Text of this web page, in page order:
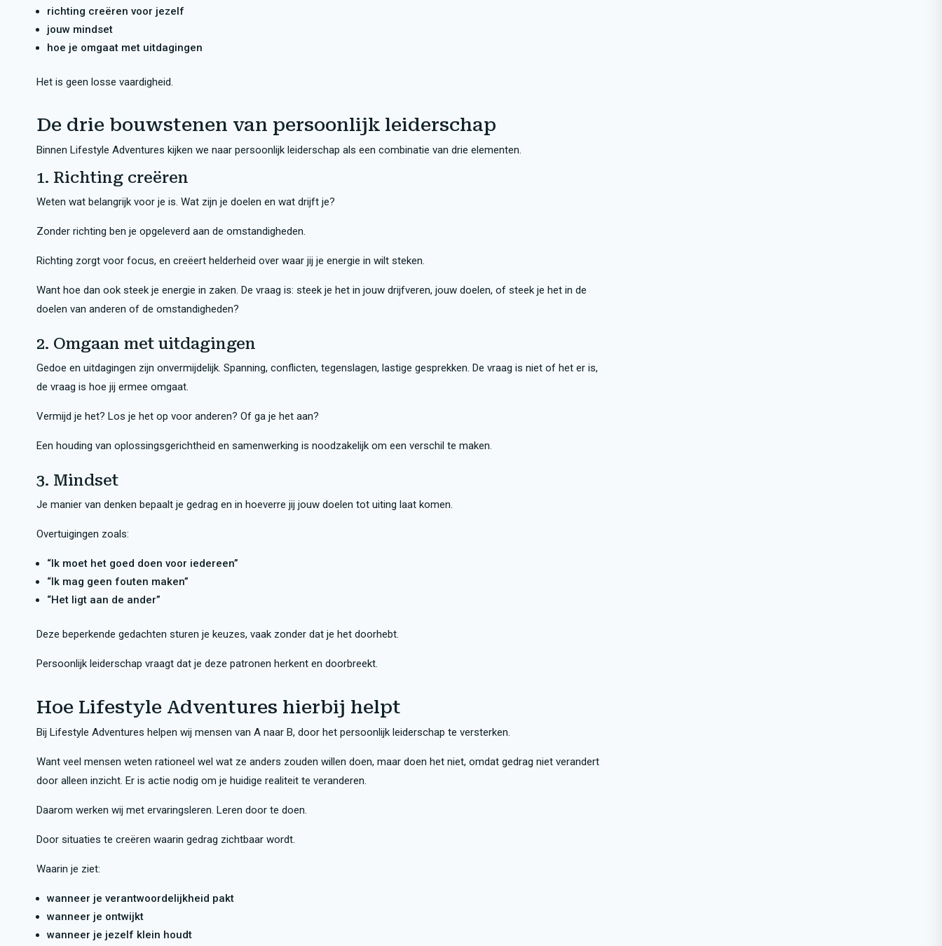
richting creëren voor jezelf
jouw mindset
hoe je omgaat met uitdagingen
Het is geen losse vaardigheid.
De drie bouwstenen van persoonlijk leiderschap
Binnen Lifestyle Adventures kijken we naar persoonlijk leiderschap als een combinatie van drie elementen.
1. Richting creëren
Weten wat belangrijk voor je is. Wat zijn je doelen en wat drijft je?
Zonder richting ben je opgeleverd aan de omstandigheden.
Richting zorgt voor focus, en creëert helderheid over waar jij je energie in wilt steken.
Want hoe dan ook steek je energie in zaken. De vraag is: steek je het in jouw drijfveren, jouw doelen, of steek je het in de
doelen van anderen of de omstandigheden?
2. Omgaan met uitdagingen
Gedoe en uitdagingen zijn onvermijdelijk. Spanning, conflicten, tegenslagen, lastige gesprekken. De vraag is niet of het er is,
de vraag is hoe jij ermee omgaat.
Vermijd je het? Los je het op voor anderen? Of ga je het aan?
Een houding van oplossingsgerichtheid en samenwerking is noodzakelijk om een verschil te maken.
3. Mindset
Je manier van denken bepaalt je gedrag en in hoeverre jij jouw doelen tot uiting laat komen.
Overtuigingen zoals:
“Ik moet het goed doen voor iedereen”
“Ik mag geen fouten maken”
“Het ligt aan de ander”
Deze beperkende gedachten sturen je keuzes, vaak zonder dat je het doorhebt.
Persoonlijk leiderschap vraagt dat je deze patronen herkent en doorbreekt.
Hoe Lifestyle Adventures hierbij helpt
Bij Lifestyle Adventures helpen wij mensen van A naar B, door het persoonlijk leiderschap te versterken.
Want veel mensen weten rationeel wel wat ze anders zouden willen doen, maar doen het niet, omdat gedrag niet verandert
door alleen inzicht. Er is actie nodig om je huidige realiteit te veranderen.
Daarom werken wij met ervaringsleren. Leren door te doen.
Door situaties te creëren waarin gedrag zichtbaar wordt.
Waarin je ziet:
wanneer je verantwoordelijkheid pakt
wanneer je ontwijkt
wanneer je jezelf klein houdt